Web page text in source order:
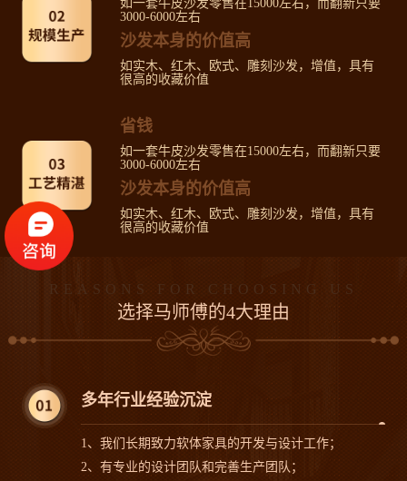
如一套牛皮沙发零售在15000左右，而翻新只要
3000-6000左右
沙发本身的价值高
如实木、红木、欧式、雕刻沙发，增值，具有
很高的收藏价值
省钱
如一套牛皮沙发零售在15000左右，而翻新只要
3000-6000左右
沙发本身的价值高
如实木、红木、欧式、雕刻沙发，增值，具有
很高的收藏价值
REASONS FOR CHOOSING US
选择马师傅的4大理由
多年行业经验沉淀
1、我们长期致力软体家具的开发与设计工作；
2、有专业的设计团队和完善生产团队；